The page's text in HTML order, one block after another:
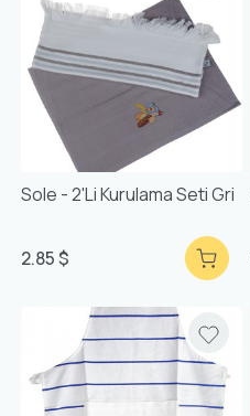
Sole - 2'li Kurulama Seti Gri
2.85 $